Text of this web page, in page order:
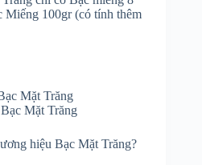
Miếng 100gr (có tính thêm
Mặt Trăng
Mặt Trăng
hiệu Bạc Mặt Trăng?